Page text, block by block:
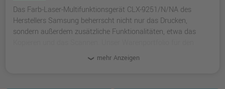
Das Farb-Laser-Multifunktionsgerät CLX-9251/N/NA des
Herstellers Samsung beherrscht nicht nur das Drucken,
sondern außerdem zusätzliche Funktionalitäten, etwa das
Drucker umfasst originale Toner und Zubehör-Artikel.
mehr Anzeigen